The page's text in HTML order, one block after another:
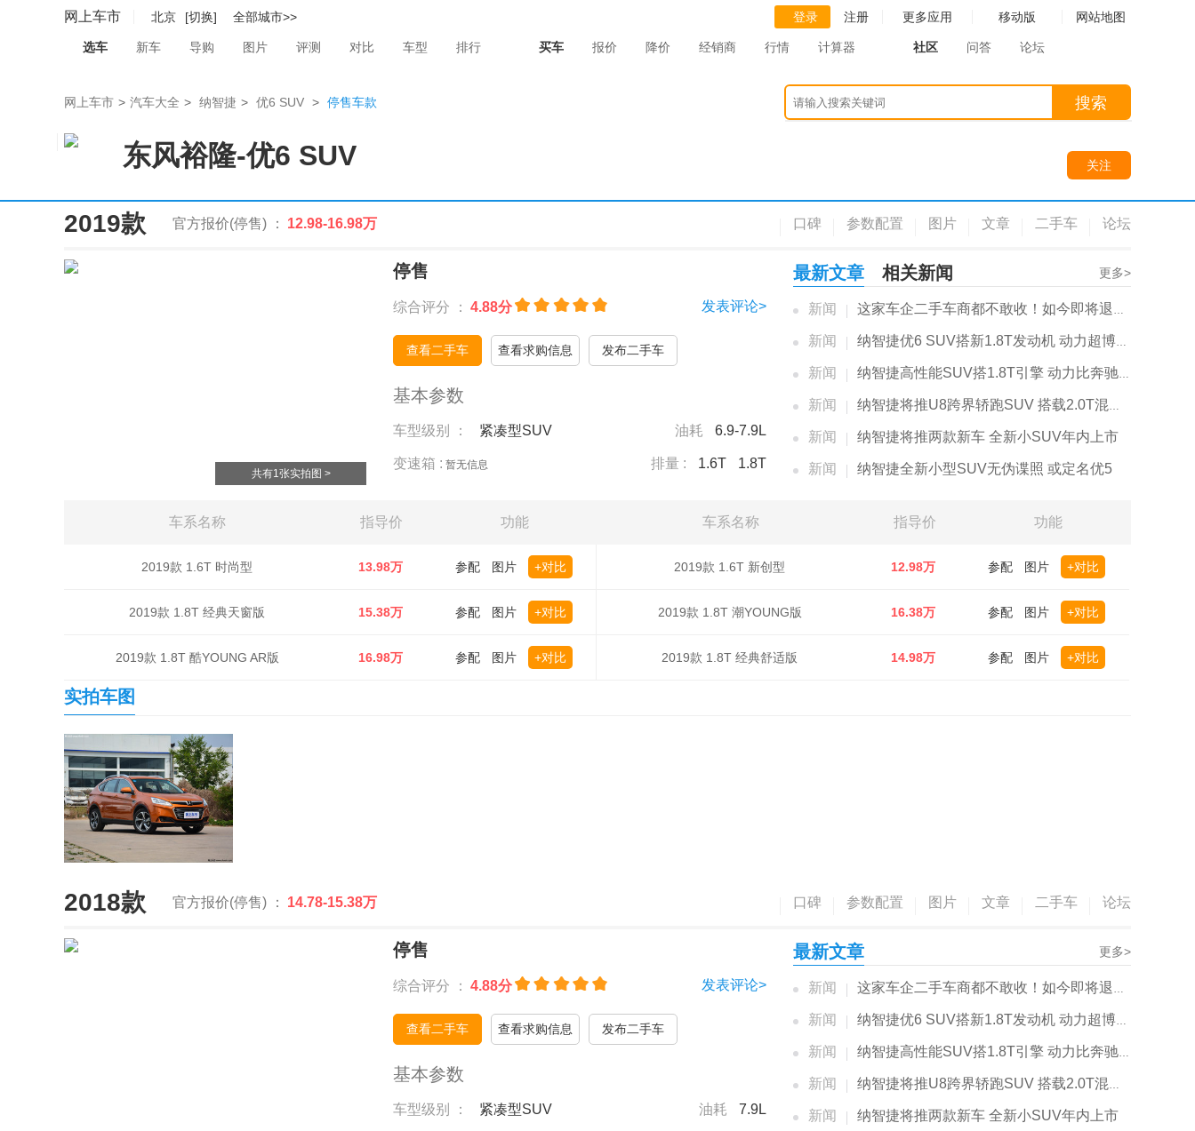
网上车市 北京 [切换] 全部城市>> 登录 注册 更多应用 移动版 网站地图
选车 新车 导购 图片 评测 对比 车型 排行 买车 报价 降价 经销商 行情 计算器 社区 问答 论坛
网上车市 > 汽车大全 > 纳智捷 > 优6 SUV > 停售车款 搜索
东风裕隆-优6 SUV 关注
2019款 官方报价(停售) ： 12.98-16.98万 口碑 参数配置 图片 文章 二手车 论坛
共有1张实拍图 >
停售
综合评分 ： 4.88分 发表评论>
查看二手车 查看求购信息 发布二手车
基本参数
车型级别 ： 紧凑型SUV 油耗 6.9-7.9L
变速箱 : 暂无信息 排量 : 1.6T 1.8T
最新文章 相关新闻 更多>
新闻 这家车企二手车商都不敢收！如今即将退出大陆市...
新闻 纳智捷优6 SUV搭新1.8T发动机 动力超博越PRO
新闻 纳智捷高性能SUV搭1.8T引擎 动力比奔驰2.0T还强
新闻 纳智捷将推U8跨界轿跑SUV 搭载2.0T混动系统
新闻 纳智捷将推两款新车 全新小SUV年内上市
新闻 纳智捷全新小型SUV无伪谍照 或定名优5
车系名称 指导价 功能 车系名称 指导价 功能
2019款 1.6T 时尚型 13.98万 参配 图片 +对比
2019款 1.8T 经典天窗版 15.38万 参配 图片 +对比
2019款 1.8T 酷YOUNG AR版 16.98万 参配 图片 +对比
2019款 1.6T 新创型 12.98万 参配 图片 +对比
2019款 1.8T 潮YOUNG版 16.38万 参配 图片 +对比
2019款 1.8T 经典舒适版 14.98万 参配 图片 +对比
实拍车图
2018款 官方报价(停售) ： 14.78-15.38万 口碑 参数配置 图片 文章 二手车 论坛
停售
综合评分 ： 4.88分 发表评论>
查看二手车 查看求购信息 发布二手车
基本参数
车型级别 ： 紧凑型SUV 油耗 7.9L
最新文章 更多>
新闻 这家车企二手车商都不敢收！如今即将退出大陆市...
新闻 纳智捷优6 SUV搭新1.8T发动机 动力超博越PRO
新闻 纳智捷高性能SUV搭1.8T引擎 动力比奔驰2.0T还强
新闻 纳智捷将推U8跨界轿跑SUV 搭载2.0T混动系统
新闻 纳智捷将推两款新车 全新小SUV年内上市